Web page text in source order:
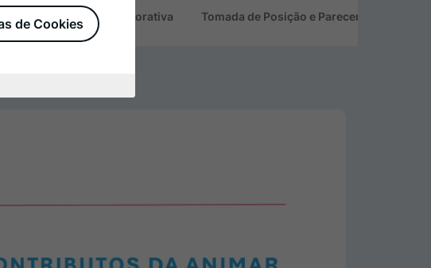
Identidade Corporativa Tomada de Posição e Pareceres
de Cookies